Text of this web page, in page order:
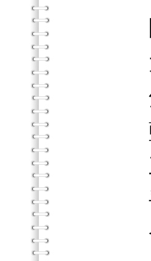
大膽
焦急
藍眼
三個
爭取
發揮